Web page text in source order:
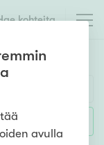
kohteita
4h 5h+
avulla